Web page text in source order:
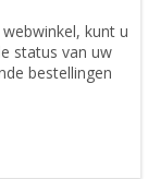
kunt u
status van uw
bestellingen